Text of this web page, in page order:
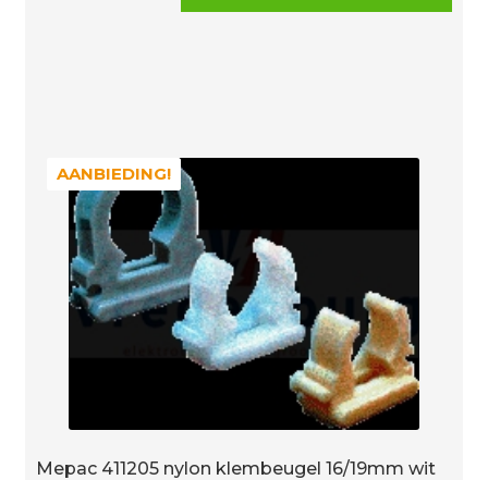
AANBIEDING!
Mepac 411205 nylon klembeugel 16/19mm wit
AANBIEDING!